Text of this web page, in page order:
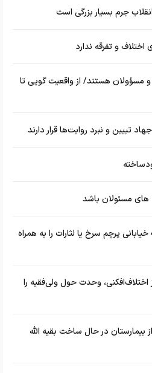
جرم بسیار بزرگی است
و تفرقه ندارد
و مسؤولان هستند/ از واقعیت گویی تا
تبیین و نبرد روایت‌ها قرار دارند
مسئولان باشد
پرچم سرخ یا لثارات را به همراه
اختلاف‌افکنی، وحدت حول ولی‌فقیه را
در حال ساخت بقیه الله